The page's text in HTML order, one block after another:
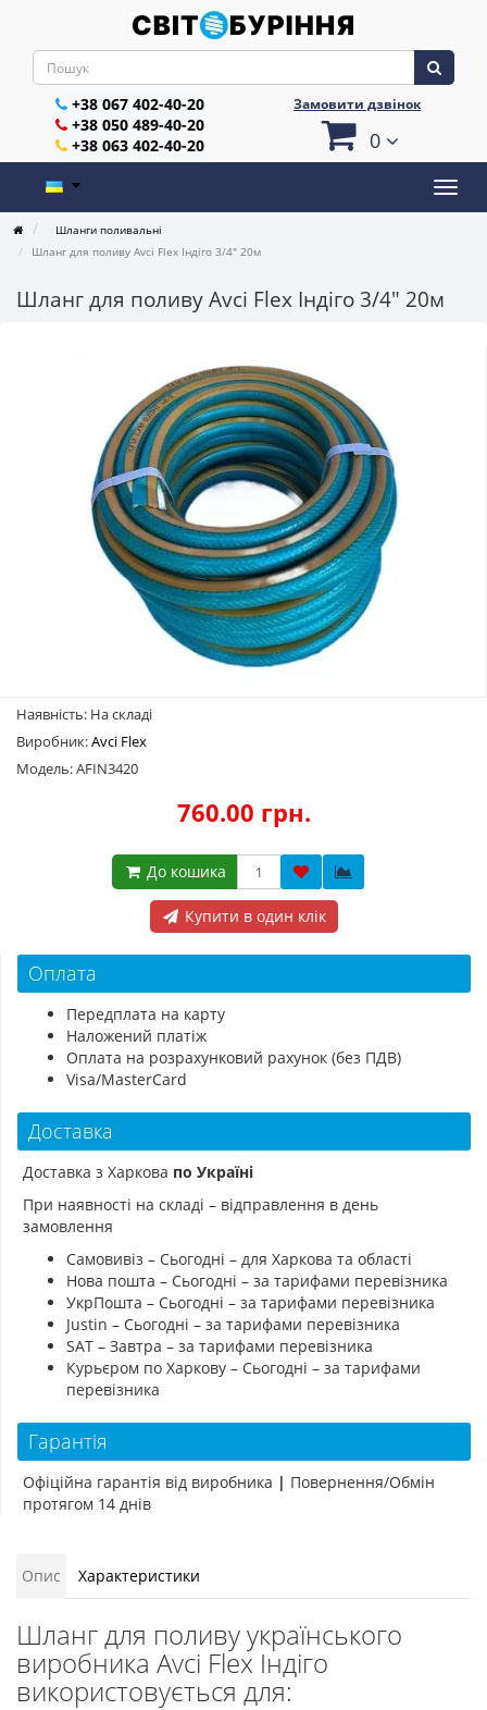
+38 067 402-40-20
+38 050 489-40-20
+38 063 402-40-20
Замовити дзвінок
0
Шланги поливальні
Шланг для поливу Avci Flex Індіго 3/4" 20м
Шланг для поливу Avci Flex Індіго 3/4" 20м
Наявність: На складі
Виробник:Avci Flex
Модель: AFIN3420
760.00 грн.
До кошика
Купити в один клік
Оплата
Передплата на карту
Наложений платіж
Оплата на розрахунковий рахунок (без ПДВ)
Visa/MasterCard
Доставка
Доставка з Харкова по Україні
При наявності на складі – відправлення в день
замовлення
Самовивіз – Сьогодні – для Харкова та області
Нова пошта – Сьогодні – за тарифами перевізника
УкрПошта – Сьогодні – за тарифами перевізника
Justin – Сьогодні – за тарифами перевізника
SAT – Завтра – за тарифами перевізника
Курьєром по Харкову – Сьогодні – за тарифами
перевізника
Гарантія
Офіційна гарантія від виробника | Повернення/Обмін
протягом 14 днів
Опис Характеристики
Шланг для поливу українського
виробника Avci Flex Індіго
використовується для: